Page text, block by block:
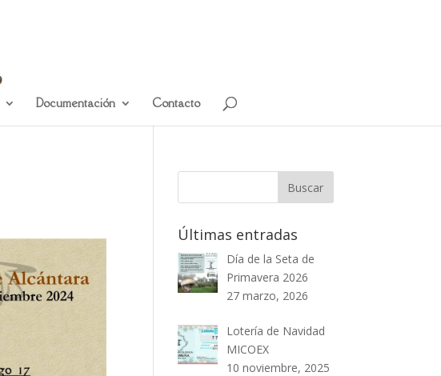
Documentación Contacto
Últimas entradas
Día de la Seta de
Primavera 2026
27 marzo, 2026
Lotería de Navidad
MICOEX
10 noviembre, 2025